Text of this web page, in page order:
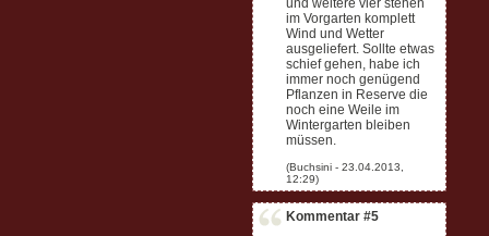
und weitere vier stehen
im Vorgarten komplett
Wind und Wetter
ausgeliefert. Sollte etwas
schief gehen, habe ich
immer noch genügend
Pflanzen in Reserve die
noch eine Weile im
Wintergarten bleiben
müssen.
Kommentar #5